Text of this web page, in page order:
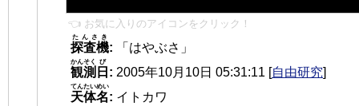
👈 お気に入りのアイコンをクリック！
探査機
たんさき
:
「はやぶさ」
観測
かんそく
日
び
: 2005年10月10日 05:31:11 [自由研究]
天体名
てんたいめい
: イトカワ